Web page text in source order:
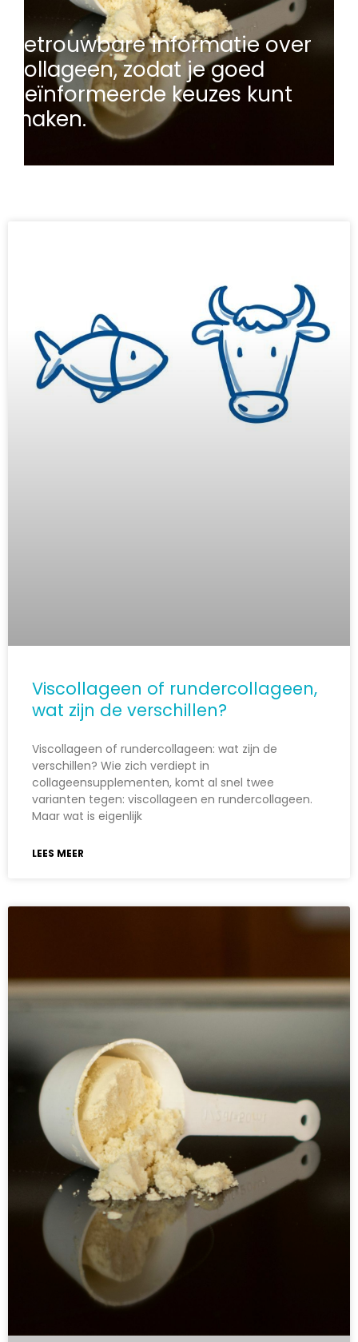
Betrouwbare informatie over
collageen, zodat je goed
geïnformeerde keuzes kunt
maken.
Viscollageen of rundercollageen,
wat zijn de verschillen?
Viscollageen of rundercollageen: wat zijn de
verschillen? Wie zich verdiept in
collageensupplementen, komt al snel twee
varianten tegen: viscollageen en rundercollageen.
Maar wat is eigenlijk
LEES MEER